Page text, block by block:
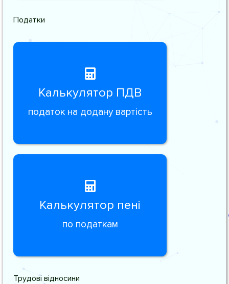
Податки
Калькулятор ПДВ
податок на додану вартість
Калькулятор пені
по податкам
Трудові відносини